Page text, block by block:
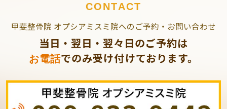
CONTACT
甲斐整骨院 オプシアミスミ院へのご予約・お問い合わせ
当日・翌日・翌々日のご予約は
お電話でのみ受け付けております。